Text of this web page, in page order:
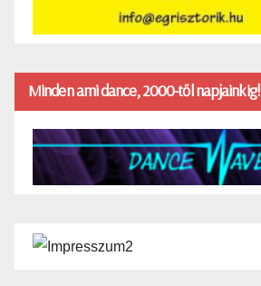
Minden ami dance, 2000-től napjainkig!